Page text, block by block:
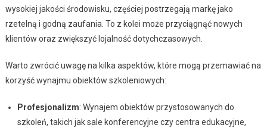
wysokiej jakości środowisku, częściej postrzegają markę jako
rzetelną i godną zaufania. To z kolei może przyciągnąć nowych
klientów oraz zwiększyć lojalność dotychczasowych.
Warto zwrócić uwagę na kilka aspektów, które mogą przemawiać na
korzyść wynajmu obiektów szkoleniowych:
Profesjonalizm: Wynajem obiektów przystosowanych do
szkoleń, takich jak sale konferencyjne czy centra edukacyjne,